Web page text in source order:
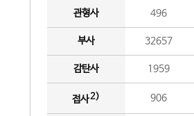
관형사 496
부사 32657
감탄사 1959
접사2) 906